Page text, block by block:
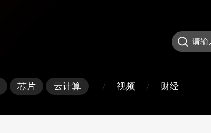
芯片 云计算 / 视频 / 财经